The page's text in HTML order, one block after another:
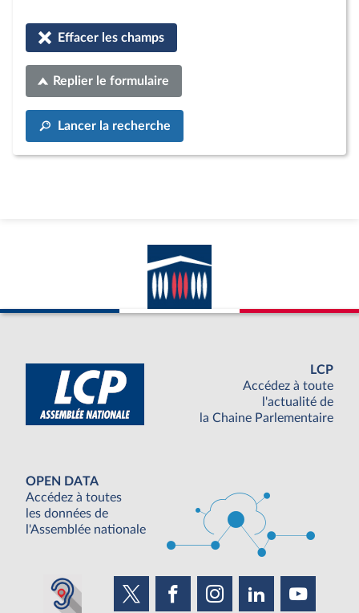
Effacer les champs
Replier le formulaire
Lancer la recherche
LCP
Accédez à toute
l'actualité de
la Chaine Parlementaire
OPEN DATA
Accédez à toutes
les données de
l'Assemblée nationale